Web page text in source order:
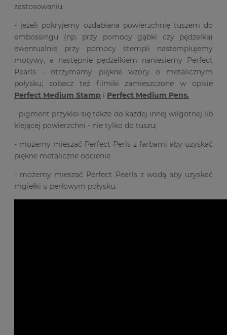
zastosowaniu
- jeżeli pokryjemy ozdabiana powierzchnię tuszem do
embossingu (np. przy pomocy gąbki czy pędzelka)
ewentualnie przy pomocy stempli nastemplujemy
motywy, a następnie pędzelkiem naniesiemy Perfect
Pearls - otrzymamy piękne wzory o metalicznym
połysku; zobacz też filmiki zamieszczone w opisie
Perfect Medium Stamp i Perfect Medium Pens.
- pigment przyklei się także do każdej innej wilgotnej lib
klejącej powierzchni - nie tylko do tuszu;
- możemy mieszać Perfect Perls z farbami aby uzyskać
piękne metaliczne odcienie
- możemy mieszać Perfect Pearls z wodą aby uzyskać
mgiełki u perłowym połysku.